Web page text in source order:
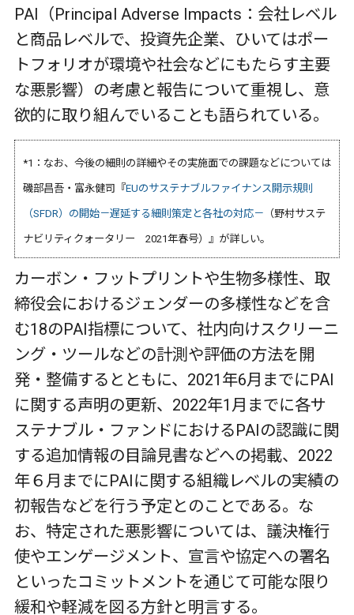
PAI（Principal Adverse Impacts：会社レベル
と商品レベルで、投資先企業、ひいてはポー
トフォリオが環境や社会などにもたらす主要
な悪影響）の考慮と報告について重視し、意
欲的に取り組んでいることも語られている。
*1：なお、今後の細則の詳細やその実施面での課題などについては
磯部昌吾・富永健司『EUのサステナブルファイナンス開示規則
（SFDR）の開始－遅延する細則策定と各社の対応－ （野村サステ
ナビリティクォータリー 2021年春号）』が詳しい。
カーボン・フットプリントや生物多様性、取
締役会におけるジェンダーの多様性などを含
む18のPAI指標について、社内向けスクリーニ
ング・ツールなどの計測や評価の方法を開
発・整備するとともに、2021年6月までにPAI
に関する声明の更新、2022年1月までに各サ
ステナブル・ファンドにおけるPAIの認識に関
する追加情報の目論見書などへの掲載、2022
年６月までにPAIに関する組織レベルの実績の
初報告などを行う予定とのことである。な
お、特定された悪影響については、議決権行
使やエンゲージメント、宣言や協定への署名
といったコミットメントを通じて可能な限り
緩和や軽減を図る方針と明言する。